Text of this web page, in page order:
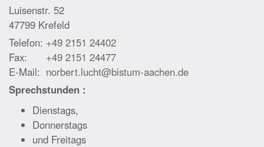
Luisenstr. 52
47799 Krefeld
Telefon: +49 2151 24402
Fax:
+49 2151 24477
E-Mail: norbert.lucht@bistum-aachen.de
Sprechstunden :
Dienstags,
Donnerstags
und Freitags